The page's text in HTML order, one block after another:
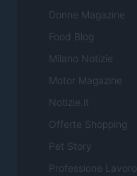
Donne Magazine
Food Blog
Milano Notizie
Motor Magazine
Notizie.it
Offerte Shopping
Pet Story
Professione Lavoro